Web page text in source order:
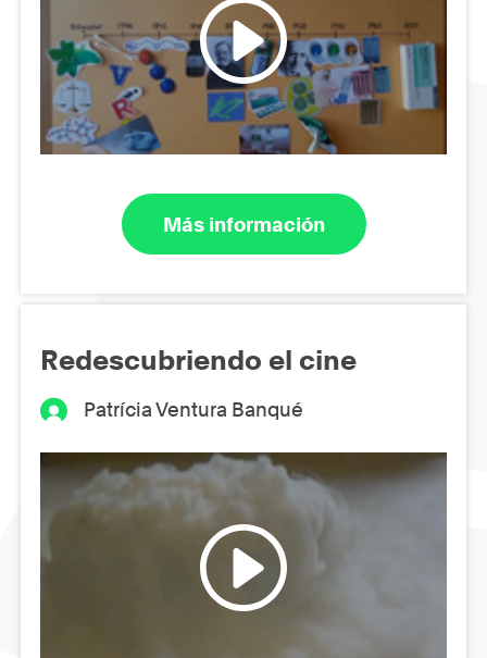
Más información
Redescubriendo el cine
Patrícia Ventura Banqué